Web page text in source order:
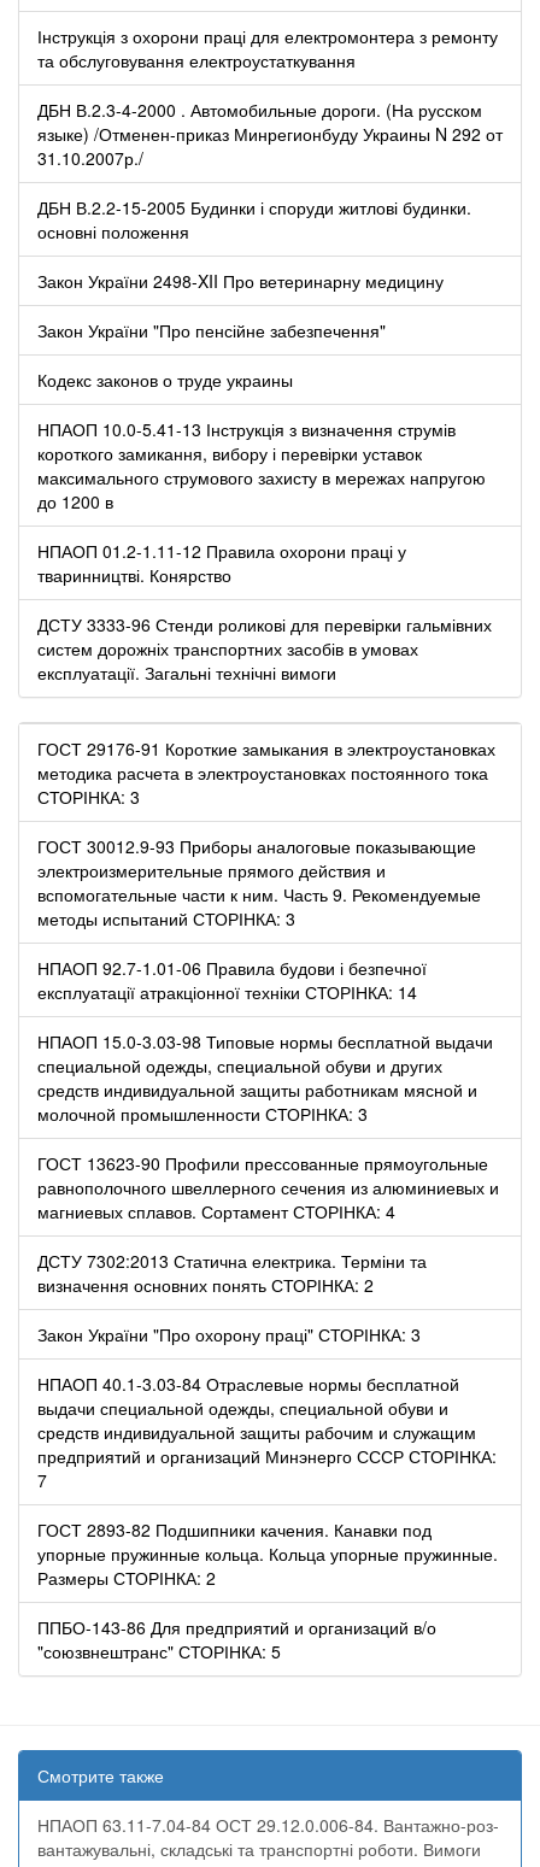
Інструкція з охорони праці для електромонтера з ремонту
та обслуговування електроустаткування
ДБН В.2.3-4-2000 . Автомобильные дороги. (На русском
языке) /Отменен-приказ Минрегионбуду Украины N 292 от
31.10.2007р./
ДБН В.2.2-15-2005 Будинки і споруди житлові будинки.
основні положення
Закон України 2498-XII Про ветеринарну медицину
Закон України "Про пенсійне забезпечення"
Кодекс законов о труде украины
НПАОП 10.0-5.41-13 Інструкція з визначення струмів
короткого замикання, вибору і перевірки уставок
максимального струмового захисту в мережах напругою
до 1200 в
НПАОП 01.2-1.11-12 Правила охорони праці у
тваринництві. Конярство
ДСТУ 3333-96 Стенди роликові для перевірки гальмівних
систем дорожніх транспортних засобів в умовах
експлуатації. Загальні технічні вимоги
ГОСТ 29176-91 Короткие замыкания в электроустановках
методика расчета в электроустановках постоянного тока
СТОРІНКА: 3
ГОСТ 30012.9-93 Приборы аналоговые показывающие
электроизмерительные прямого действия и
вспомогательные части к ним. Часть 9. Рекомендуемые
методы испытаний СТОРІНКА: 3
НПАОП 92.7-1.01-06 Правила будови і безпечної
експлуатації атракціонної техніки СТОРІНКА: 14
НПАОП 15.0-3.03-98 Типовые нормы бесплатной выдачи
специальной одежды, специальной обуви и других
средств индивидуальной защиты работникам мясной и
молочной промышленности СТОРІНКА: 3
ГОСТ 13623-90 Профили прессованные прямоугольные
равнополочного швеллерного сечения из алюминиевых и
магниевых сплавов. Сортамент СТОРІНКА: 4
ДСТУ 7302:2013 Статична електрика. Терміни та
визначення основних понять СТОРІНКА: 2
Закон України "Про охорону праці" СТОРІНКА: 3
НПАОП 40.1-3.03-84 Отраслевые нормы бесплатной
выдачи специальной одежды, специальной обуви и
средств индивидуальной защиты рабочим и служащим
предприятий и организаций Минэнерго СССР СТОРІНКА:
7
ГОСТ 2893-82 Подшипники качения. Канавки под
упорные пружинные кольца. Кольца упорные пружинные.
Размеры СТОРІНКА: 2
ППБО-143-86 Для предприятий и организаций в/о
"союзвнештранс" СТОРІНКА: 5
Смотрите также
НПАОП 63.11-7.04-84 ОСТ 29.12.0.006-84. Вантажно-роз­
ван­тажу­вальні, складські та транспортні ро­боти. Вимоги